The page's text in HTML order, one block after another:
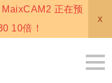
正在预
10倍！
x